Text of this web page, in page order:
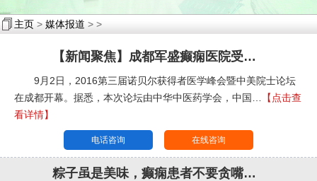
主页 > 媒体报道 > >
【新闻聚焦】成都军盛癫痫医院受邀参
9月2日，2016第三届诺贝尔获得者医学峰会暨中美院士论坛
在成都开幕。据悉，本次论坛由中华中医药学会，中国…
【点击查
看详情】
电话咨询 在线咨询
粽子虽是美味，癫痫患者不要贪嘴哦！